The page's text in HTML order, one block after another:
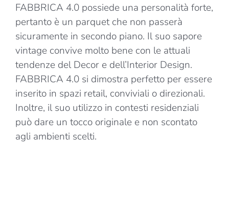
FABBRICA 4.0 possiede una personalità forte,
pertanto è un parquet che non passerà
sicuramente in secondo piano. Il suo sapore
vintage convive molto bene con le attuali
tendenze del Decor e dell’Interior Design.
FABBRICA 4.0 si dimostra perfetto per essere
inserito in spazi retail, conviviali o direzionali.
Inoltre, il suo utilizzo in contesti residenziali
può dare un tocco originale e non scontato
agli ambienti scelti.